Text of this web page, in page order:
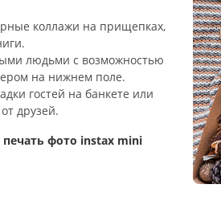
коллажи на прищепках,
людьми с возможностью
на нижнем поле.
гостей на банкете или
друзей.
фото instax mini